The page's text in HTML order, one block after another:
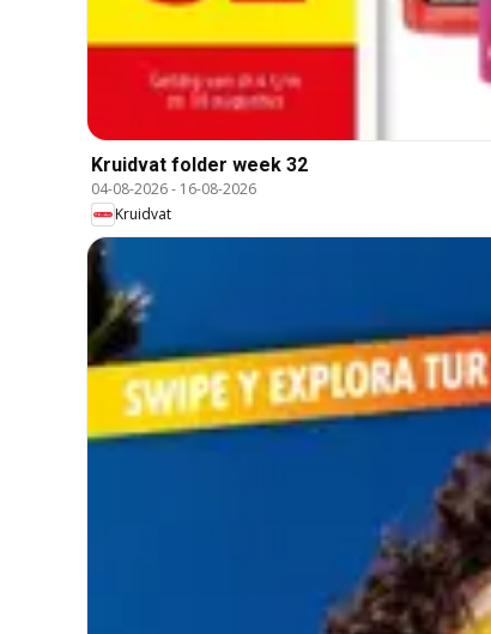
Kruidvat folder week 32
04-08-2026- 16-08-2026
Kruidvat